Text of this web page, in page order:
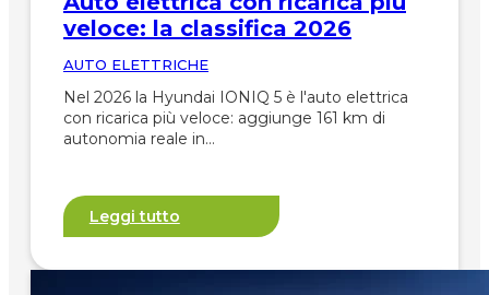
veloce: la classifica 2026
AUTO ELETTRICHE
Nel 2026 la Hyundai IONIQ 5 è l'auto elettrica
con ricarica più veloce: aggiunge 161 km di
autonomia reale in…
Leggi tutto